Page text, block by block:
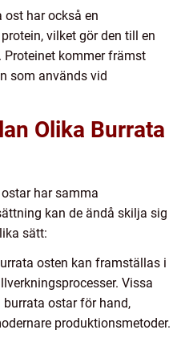
ost har också en
vilket gör den till en
kommer främst
som används vid
Olika Burrata
har samma
kan de ändå skilja sig
sätt:
osten kan framställas i
Vissa
ostar för hand,
produktionsmetoder.